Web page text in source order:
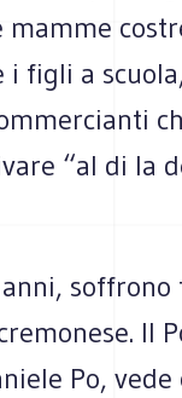
mamme
figli a
“al di la
soffrono
Il
Po, vede